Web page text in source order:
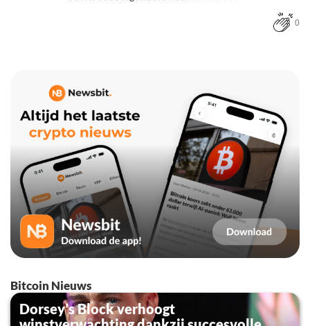
0
Bitcoin Nieuws
Dorsey’s Block verhoogt